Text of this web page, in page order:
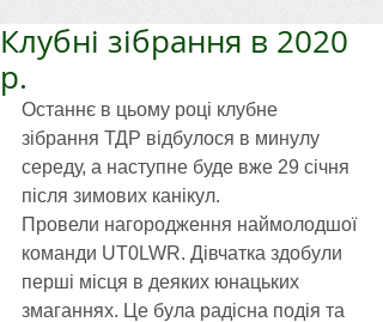
Клубні зібрання в 2020
р.
Останнє в цьому році клубне
зібрання ТДР відбулося в минулу
середу, а наступне буде вже 29 січня
після зимових канікул.
Провели нагородження наймолодшої
команди UT0LWR. Дівчатка здобули
перші місця в деяких юнацьких
змаганнях. Це була радісна подія та